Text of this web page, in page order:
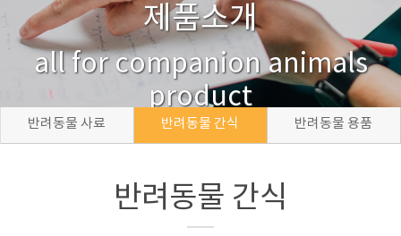
제품소개
all for companion animals
product
반려동물 사료 반려동물 간식 반려동물 용품
반려동물 간식